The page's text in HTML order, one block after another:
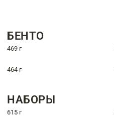
БЕНТО
469 г
464 г
НАБОРЫ
615 г